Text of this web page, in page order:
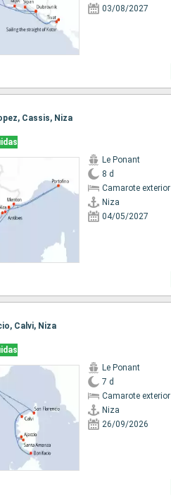
03/08/2027
Cassis, Niza
Le Ponant
8 d
Camarote exterior
Niza
04/05/2027
Calvi, Niza
Le Ponant
7 d
Camarote exterior
Niza
26/09/2026